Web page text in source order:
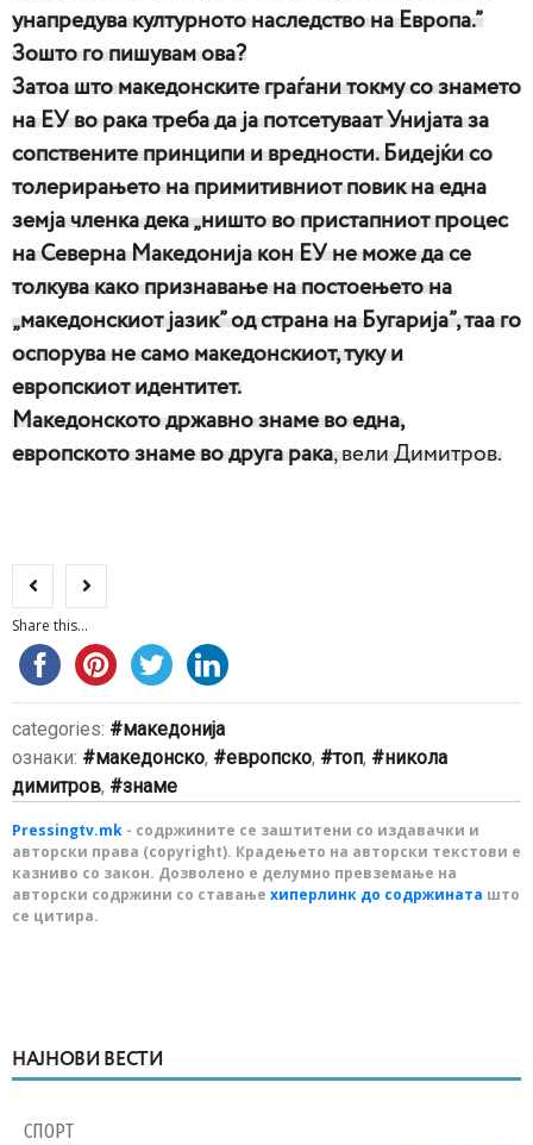
унапредува културното наследство на Европа.”
Зошто го пишувам ова?
Затоа што македонските граѓани токму со знамето
на ЕУ во рака треба да ја потсетуваат Унијата за
сопствените принципи и вредности. Бидејќи со
толерирањето на примитивниот повик на една
земја членка дека „ништо во пристапниот процес
на Cеверна Македонија кон ЕУ не може да се
толкува како признавање на постоењето на
„македонскиот јазик” од страна на Бугарија”, таа го
оспорува не само македонскиот, туку и
европскиот идентитет.
Македонското државно знаме во една,
европското знаме во друга рака, вели Димитров.
Share this...
categories:
македонија
ознаки:
македонско, европско, топ,
никола
димитров, знаме
Pressingtv.mk - содржините се заштитени со издавачки и
авторски права (copyright). Крадењето на авторски текстови е
казниво со закон. Дозволено е делумно превземање на
авторски содржини со ставање хиперлинк до содржината што
се цитира.
НАЈНОВИ ВЕСТИ
СПОРТ